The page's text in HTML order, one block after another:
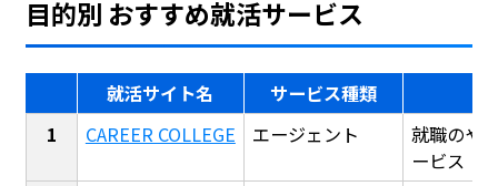
目的別 おすすめ就活サービス
就活サイト名
サービス種類
CAREER COLLEGE
エージェント
就職のや
ービス